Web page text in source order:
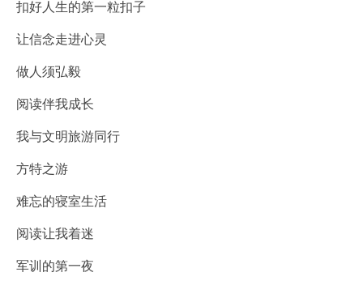
扣好人生的第一粒扣子
让信念走进心灵
做人须弘毅
阅读伴我成长
我与文明旅游同行
方特之游
难忘的寝室生活
阅读让我着迷
军训的第一夜